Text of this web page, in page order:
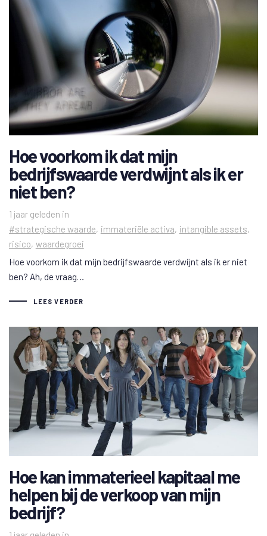
Hoe voorkom ik dat mijn
bedrijfswaarde verdwijnt als ik er
niet ben?
1 jaar geleden in
Tags
#strategische waarde immateriële activa intangible assets
risico waardegroei
Hoe voorkom ik dat mijn bedrijfswaarde verdwijnt als ik er niet
ben? Ah, de vraag…
LEES VERDER
Hoe kan immaterieel kapitaal me
helpen bij de verkoop van mijn
bedrijf?